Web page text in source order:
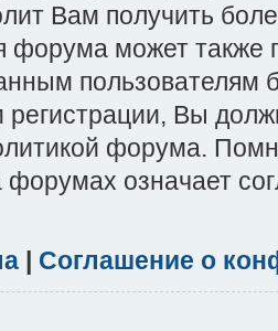
Вам получить
форума может также
пользователям
Вы
форума.
форумах означает
Соглашение о